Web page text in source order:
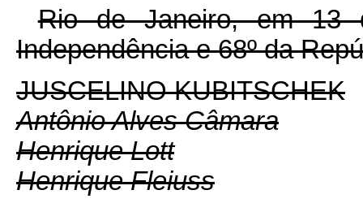
Rio de Janeiro, em 13
Independência e 68º da
JUSCELINO KUBITSCHEK
Antônio Alves Câmara
Henrique Lott
Henrique Fleiuss